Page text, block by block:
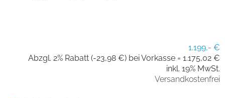
1.199,- €
Abzgl. 2% Rabatt (-23,98 €) bei Vorkasse = 1.175,02 €
inkl. 19% MwSt.
Versandkostenfrei